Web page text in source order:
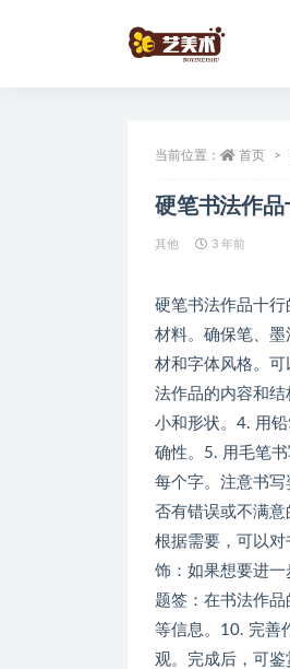
当前位置： 首页
硬笔书法作品
其他 3 年前
硬笔书法作品十
材料。确保笔、
材和字体风格。
法作品的内容和
小和形状。4. 用
确性。5. 用毛笔
每个字。注意书
否有错误或不满
根据需要，可以
饰：如果想要进
题签：在书法作
等信息。10. 完善
观。完成后，可鉴